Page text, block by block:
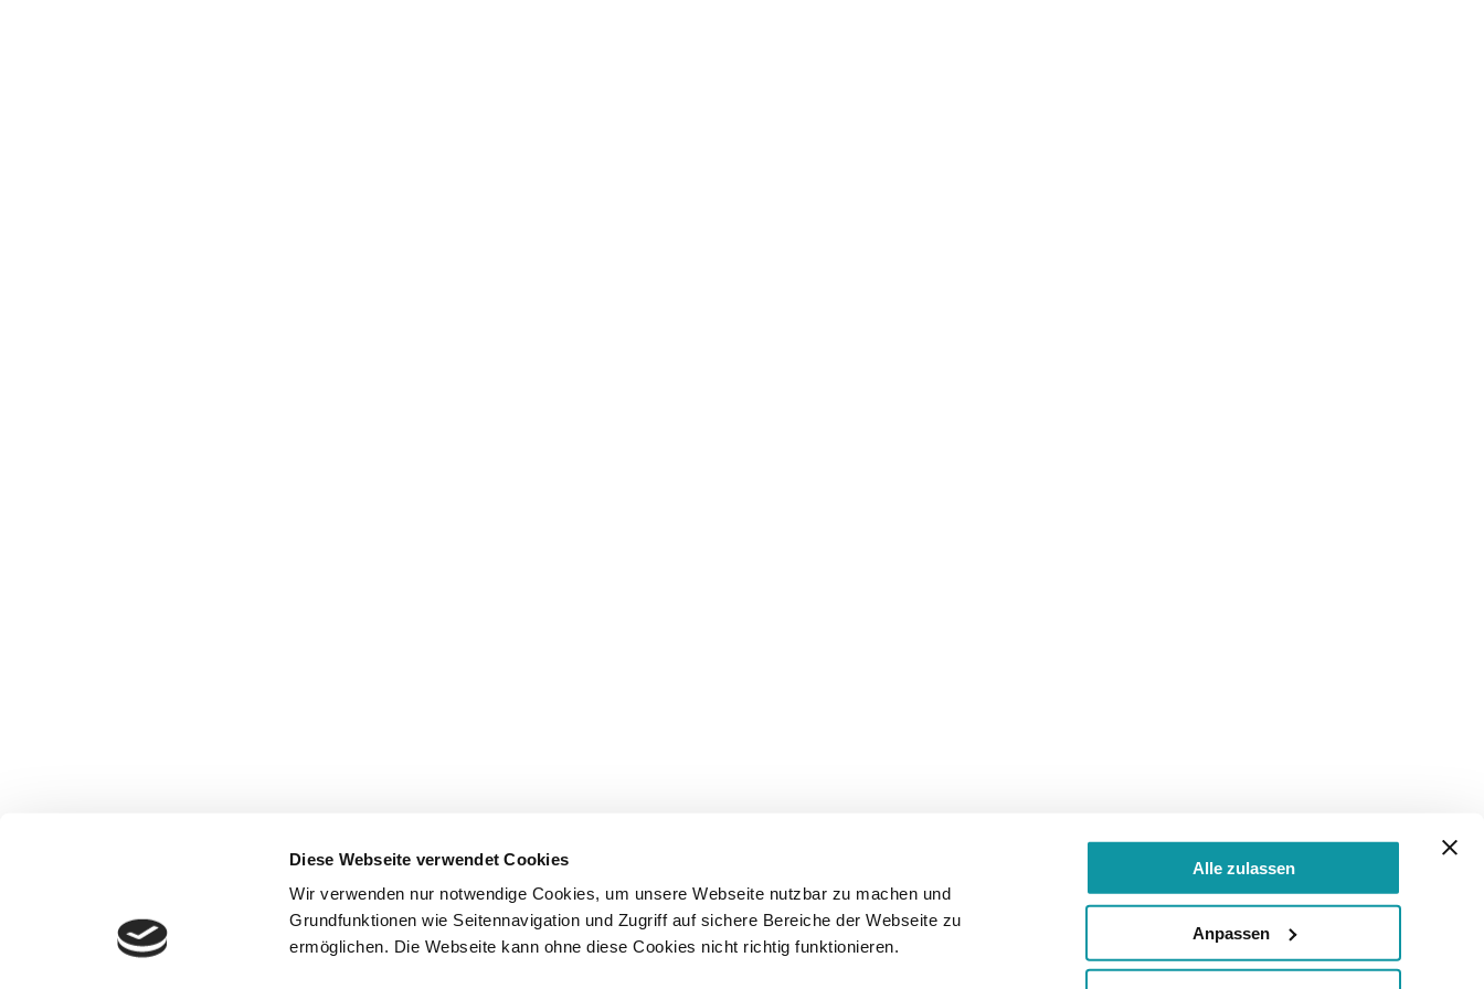
Diese Webseite verwendet Cookies
Wir verwenden nur notwendige Cookies, um unsere Webseite nutzbar zu machen und
Grundfunktionen wie Seitennavigation und Zugriff auf sichere Bereiche der Webseite zu
ermöglichen. Die Webseite kann ohne diese Cookies nicht richtig funktionieren.
Alle zulassen
Anpassen